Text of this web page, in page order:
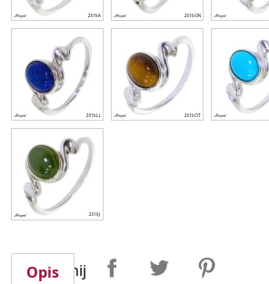
Udostępnij UdostępnijTweetuj
Opis